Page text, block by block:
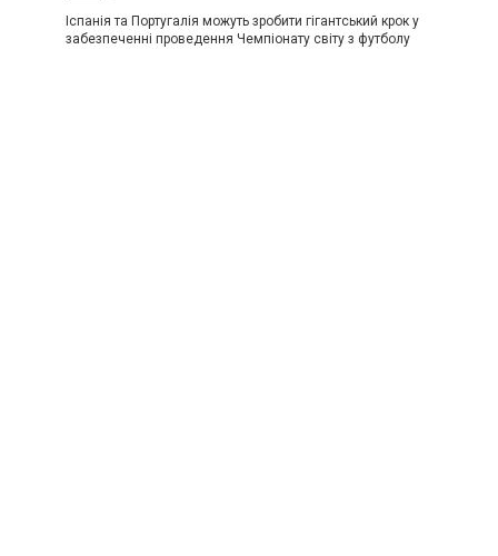
Іспанія та Португалія можуть зробити гігантський крок у
забезпеченні проведення Чемпіонату світу з футболу